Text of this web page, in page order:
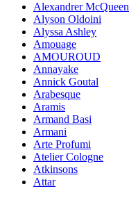
Alexandrer McQueen
Alyson Oldoini
Alyssa Ashley
Amouage
AMOUROUD
Annayake
Annick Goutal
Arabesque
Aramis
Armand Basi
Armani
Arte Profumi
Atelier Cologne
Atkinsons
Attar